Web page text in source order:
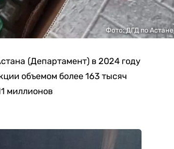
Фото: ДГД по Астане
(Департамент) в 2024 году
объемом более 163 тысяч
миллионов